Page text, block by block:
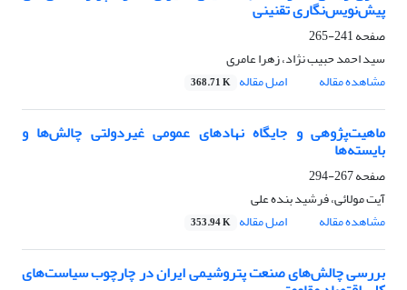
پیش‌نویس‌نگاری تقنینی
صفحه241-265
سید احمد حبیب نژاد، زهرا عامری
مشاهده مقاله
اصل مقاله 368.71 K
ماهیت‌پژوهی و جایگاه نهادهای عمومی غیردولتی چالش‌ها و
بایسته‌ها
صفحه267-294
آیت مولائی، فرشید بنده علی
مشاهده مقاله
اصل مقاله 353.94 K
بررسی چالش‌های صنعت پتروشیمی ایران در چارچوب سیاست‌های